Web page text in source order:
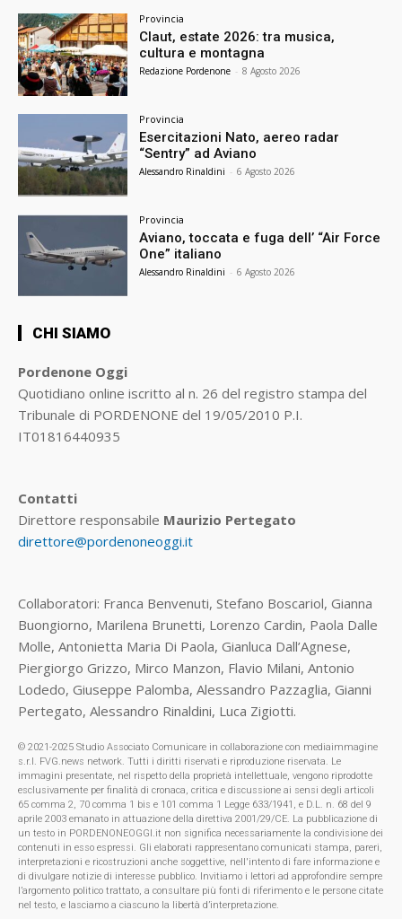
Provincia
Claut, estate 2026: tra musica,
cultura e montagna
Redazione Pordenone - 8 Agosto 2026
Provincia
Esercitazioni Nato, aereo radar
“Sentry” ad Aviano
Alessandro Rinaldini - 6 Agosto 2026
Provincia
Aviano, toccata e fuga dell’ “Air Force
One” italiano
Alessandro Rinaldini - 6 Agosto 2026
CHI SIAMO
Pordenone Oggi
Quotidiano online iscritto al n. 26 del registro stampa del
Tribunale di PORDENONE del 19/05/2010 P.I.
IT01816440935
Contatti
Direttore responsabile Maurizio Pertegato
direttore@pordenoneoggi.it
Collaboratori: Franca Benvenuti, Stefano Boscariol, Gianna
Buongiorno, Marilena Brunetti, Lorenzo Cardin, Paola Dalle
Molle, Antonietta Maria Di Paola, Gianluca Dall’Agnese,
Piergiorgo Grizzo, Mirco Manzon, Flavio Milani, Antonio
Lodedo, Giuseppe Palomba, Alessandro Pazzaglia, Gianni
Pertegato, Alessandro Rinaldini, Luca Zigiotti.
© 2021-2025 Studio Associato Comunicare in collaborazione con mediaimmagine
s.r.l. FVG.news network. Tutti i diritti riservati e riproduzione riservata. Le
immagini presentate, nel rispetto della proprietà intellettuale, vengono riprodotte
esclusivamente per finalità di cronaca, critica e discussione ai sensi degli articoli
65 comma 2, 70 comma 1 bis e 101 comma 1 Legge 633/1941, e D.L. n. 68 del 9
aprile 2003 emanato in attuazione della direttiva 2001/29/CE. La pubblicazione di
un testo in PORDENONEOGGI.it non significa necessariamente la condivisione dei
contenuti in esso espressi. Gli elaborati rappresentano comunicati stampa, pareri,
interpretazioni e ricostruzioni anche soggettive, nell'intento di fare informazione e
di divulgare notizie di interesse pubblico. Invitiamo i lettori ad approfondire sempre
l’argomento politico trattato, a consultare più fonti di riferimento e le persone citate
nel testo, e lasciamo a ciascuno la libertà d’interpretazione.